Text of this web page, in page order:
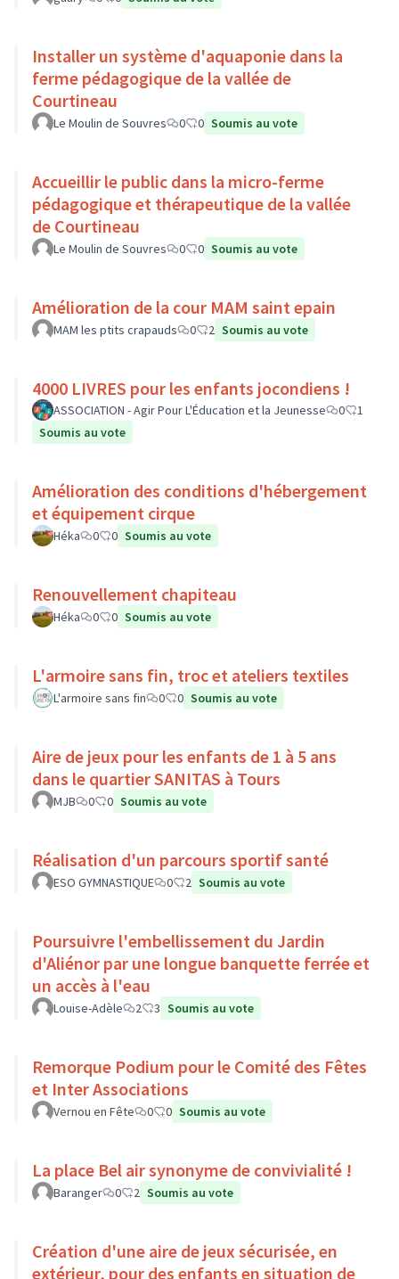
Installer un système d'aquaponie dans la
ferme pédagogique de la vallée de
Courtineau
Le Moulin de Souvres 0 0 Soumis au vote
Accueillir le public dans la micro-ferme
pédagogique et thérapeutique de la vallée
de Courtineau
Le Moulin de Souvres 0 0 Soumis au vote
Amélioration de la cour MAM saint epain
MAM les ptits crapauds 0 2 Soumis au vote
4000 LIVRES pour les enfants jocondiens !
ASSOCIATION - Agir Pour L'Éducation et la Jeunesse 0
1
Soumis au vote
Amélioration des conditions d'hébergement
et équipement cirque
Héka 0 0 Soumis au vote
Renouvellement chapiteau
Héka 0 0 Soumis au vote
L'armoire sans fin, troc et ateliers textiles
L'armoire sans fin 0 0 Soumis au vote
Aire de jeux pour les enfants de 1 à 5 ans
dans le quartier SANITAS à Tours
MJB 0 0 Soumis au vote
Réalisation d'un parcours sportif santé
ESO GYMNASTIQUE 0 2 Soumis au vote
Poursuivre l'embellissement du Jardin
d'Aliénor par une longue banquette ferrée et
un accès à l'eau
Louise-Adèle 2 3 Soumis au vote
Remorque Podium pour le Comité des Fêtes
et Inter Associations
Vernou en Fête 0 0 Soumis au vote
La place Bel air synonyme de convivialité !
Baranger 0 2 Soumis au vote
Création d'une aire de jeux sécurisée, en
extérieur, pour des enfants en situation de